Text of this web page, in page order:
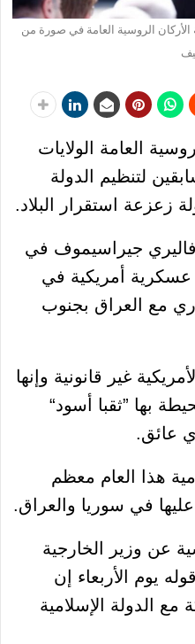
الروسية العامة في صورة من
العامة الولايات
لتنظيم الدولة
زعزعة استقرار البلاد.
جيراسيموف في
أمريكية في
مع العراق بجنوب
غير قانونية وإنها
بها ”ثقبا أسود“
عائق.
هذا العام معظم
في سوريا والعراق.
عن وزير الخارجية
يوم الأربعاء إن
مع الدولة الإسلامية